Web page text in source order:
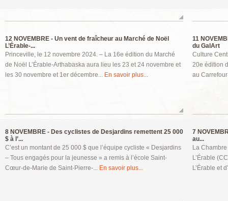
12 NOVEMBRE - Un vent de fraîcheur au Marché de Noël
L’Érable-...
Princeville, le 12 novembre 2024. – La 16e édition du Marché
de Noël L’Érable-Arthabaska aura lieu les 23 et 24 novembre et
les 30 novembre et 1er décembre... En savoir plus...
11
du GalArt
Culture
20e édition
au
8 NOVEMBRE - Des cyclistes de Desjardins remettent 25 000
$ à l’...
C’est un montant de 25 000 $ que l’équipe cycliste « Desjardins
– Tous engagés pour la jeunesse » a remis à l’école Saint-
Cœur-de-Marie de Saint-Pierre-... En savoir plus...
7
au...
La
L’Érable
L’Érable et